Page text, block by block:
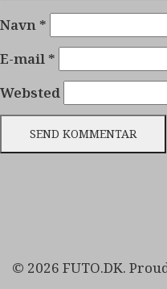
Navn *
E-mail *
Websted
© 2026 FUTO.DK.